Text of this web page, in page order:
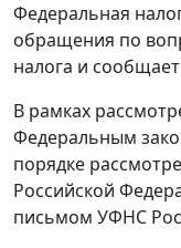
Федеральная
обращения по
налога и
В рамках
Федеральным
порядке
Российской
письмом УФНС